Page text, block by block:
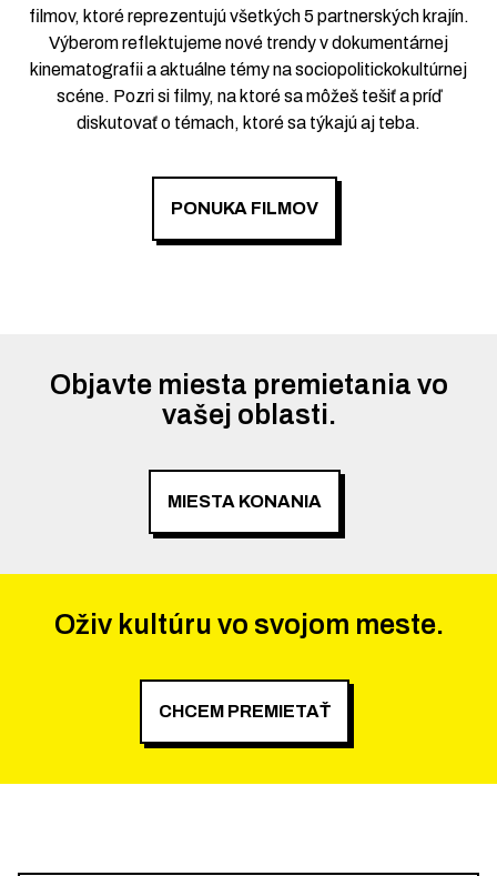
filmov, ktoré reprezentujú všetkých 5 partnerských krajín.
Výberom reflektujeme nové trendy v dokumentárnej
kinematografii a aktuálne témy na sociopolitickokultúrnej
scéne. Pozri si filmy, na ktoré sa môžeš tešiť a príď
diskutovať o témach, ktoré sa týkajú aj teba.
PONUKA FILMOV
Objavte miesta premietania vo
vašej oblasti.
MIESTA KONANIA
Oživ kultúru vo svojom meste.
CHCEM PREMIETAŤ